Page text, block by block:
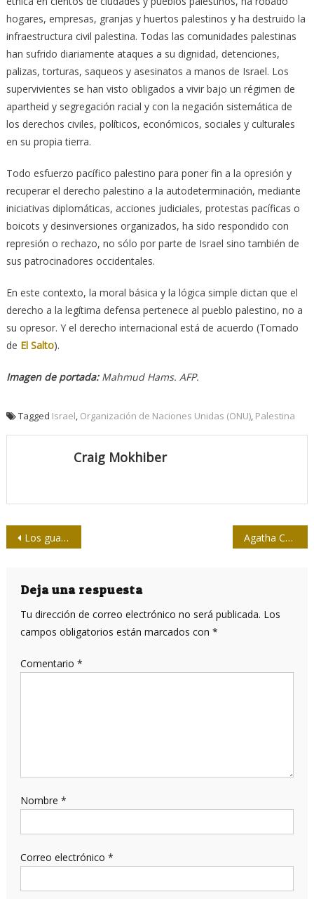
hogares, empresas, granjas y huertos palestinos y ha destruido la
infraestructura civil palestina. Todas las comunidades palestinas
han sufrido diariamente ataques a su dignidad, detenciones,
palizas, torturas, saqueos y asesinatos a manos de Israel. Los
supervivientes se han visto obligados a vivir bajo un régimen de
apartheid y segregación racial y con la negación sistemática de
los derechos civiles, políticos, económicos, sociales y culturales
en su propia tierra.
Todo esfuerzo pacífico palestino para poner fin a la opresión y
recuperar el derecho palestino a la autodeterminación, mediante
iniciativas diplomáticas, acciones judiciales, protestas pacíficas o
boicots y desinversiones organizados, ha sido respondido con
represión o rechazo, no sólo por parte de Israel sino también de
sus patrocinadores occidentales.
En este contexto, la moral básica y la lógica simple dictan que el
derecho a la legítima defensa pertenece al pueblo palestino, no a
su opresor. Y el derecho internacional está de acuerdo (Tomado
de El Salto).
Imagen de portada:Mahmud Hams. AFP.
Tagged Israel Organización de Naciones Unidas (ONU), Palestina
Craig Mokhiber
Navegación
entradas
Los guardianes del ajuste tienen su recompensa Agatha Christie, la gran dama del misterio
Deja una respuesta
Tu dirección de correo electrónico no será publicada. Los
campos obligatorios están marcados con *
Comentario *
Nombre *
Correo electrónico *